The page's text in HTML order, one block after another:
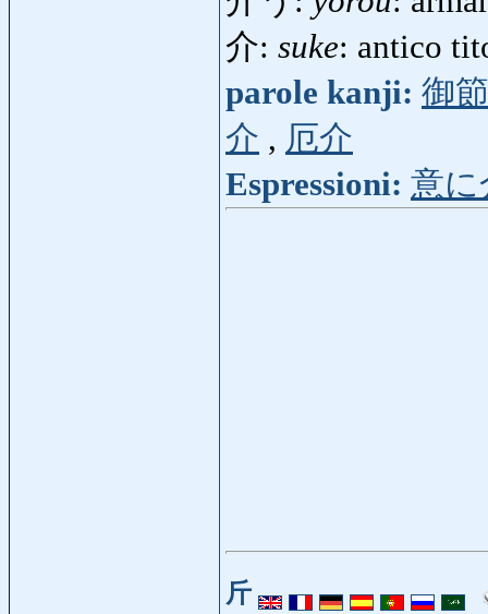
介: suke: antico
parole kanji: 御
介 , 厄介
Espressioni: 意に
斤